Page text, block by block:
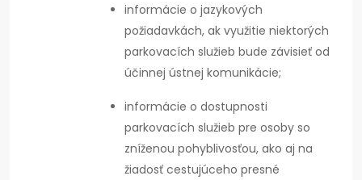
informácie o jazykových
požiadavkách, ak využitie niektorých
parkovacích služieb bude závisieť od
účinnej ústnej komunikácie;
informácie o dostupnosti
parkovacích služieb pre osoby so
zníženou pohyblivosťou, ako aj na
žiadosť cestujúceho presné